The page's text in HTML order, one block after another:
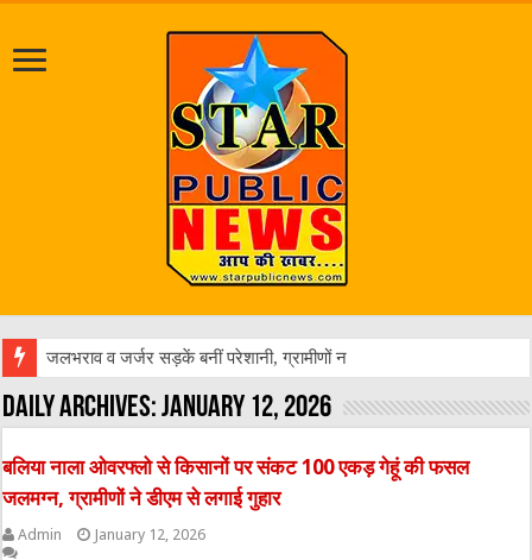
जलभराव व जर्जर सड़कें बनीं परेशानी, ग्रामीणों ने डीएम स
Daily Archives:January 12, 2026
बलिया नाला ओवरफ्लो से किसानों पर संकट 100 एकड़ गेहूं की फसल
जलमग्न, ग्रामीणों ने डीएम से लगाई गुहार
Admin
January 12, 2026